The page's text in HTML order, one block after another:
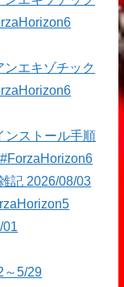
エキゾチック
ンストール手順
記 2026/08/03
01
～5/29